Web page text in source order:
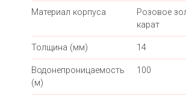
Материал корпуса
Розовое
карат
Толщина (мм) 14
Водонепроницаемость
(м)
100